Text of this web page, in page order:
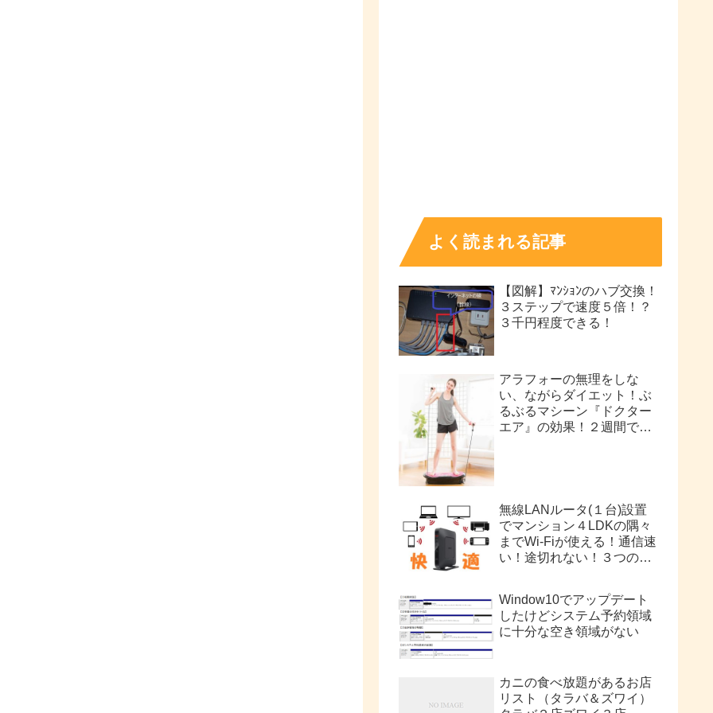
よく読まれる記事
【図解】ﾏﾝｼｮﾝのハブ交換！
３ステップで速度５倍！？
３千円程度できる！
アラフォーの無理をしな
い、ながらダイエット！ぶ
るぶるマシーン『ドクター
エア』の効果！２週間で
無線LANルータ(１台)設置
でマンション４LDKの隅々
までWi-Fiが使える！通信速
い！途切れない！３つの手
Window10でアップデート
したけどシステム予約領域
に十分な空き領域がない
カニの食べ放題があるお店
リスト（タラバ＆ズワイ）